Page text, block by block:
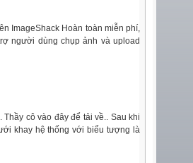
ImageShack Hoàn toàn miễn phí,
người dùng chụp ảnh và upload
cô vào đây để tải về.. Sau khi
khay hệ thống với biểu tượng là